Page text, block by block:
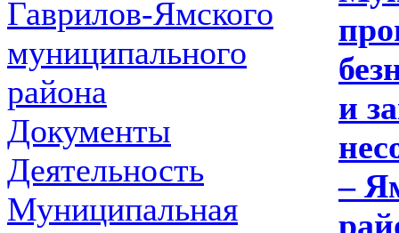
Гаврилов-Ямского
муниципального
района
Документы
Деятельность
Муниципальная
и
–